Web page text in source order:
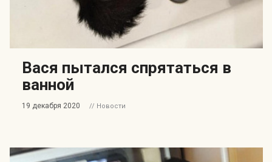
Вася пытался спрятаться в
ванной
19 декабря 2020 // Новости